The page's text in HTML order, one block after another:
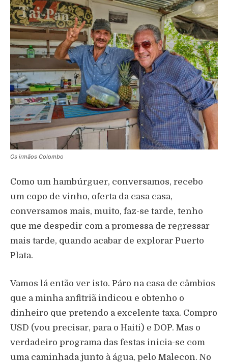
Os irmãos Colombo
Como um hambúrguer, conversamos, recebo
um copo de vinho, oferta da casa casa,
conversamos mais, muito, faz-se tarde, tenho
que me despedir com a promessa de regressar
mais tarde, quando acabar de explorar Puerto
Plata.
Vamos lá então ver isto. Páro na casa de câmbios
que a minha anfitriã indicou e obtenho o
dinheiro que pretendo a excelente taxa. Compro
USD (vou precisar, para o Haiti) e DOP. Mas o
verdadeiro programa das festas inicia-se com
uma caminhada junto à água, pelo Malecon. No